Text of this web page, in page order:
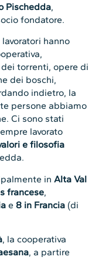
Pischedda,
fondatore.
hanno
torrenti, opere di
dei boschi,
indietro, la
persone abbiamo
Ci sono stati
lavorato
e filosofia
inAlta Val
francese,
e8 in Francia (di
, la cooperativa
, a partire